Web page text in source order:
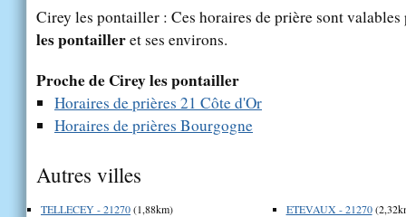
Cirey les pontailler : Ces horaires de prière sont
les pontailleret ses environs.
Proche de Cirey les pontailler
Horaires de prières 21 Côte d'Or
Horaires de prières Bourgogne
Autres villes
TELLECEY - 21270(1,88km)
ETEVAUX - 21270